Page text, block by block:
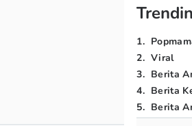
1.
2. Viral
3. Berita
4. Berita
5. Berita